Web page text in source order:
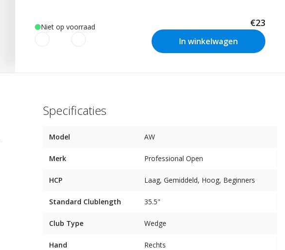
Niet op voorraad €23
In winkelwagen
Specificaties
Model AW
Merk Professional Open
HCP Laag, Gemiddeld, Hoog, Beginners
Standard Clublength 35.5"
Club Type Wedge
Hand Rechts